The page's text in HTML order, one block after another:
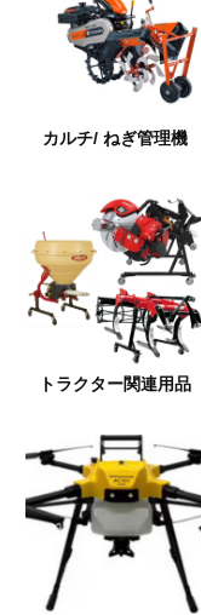
カルチ/ ねぎ管理機
トラクター関連用品